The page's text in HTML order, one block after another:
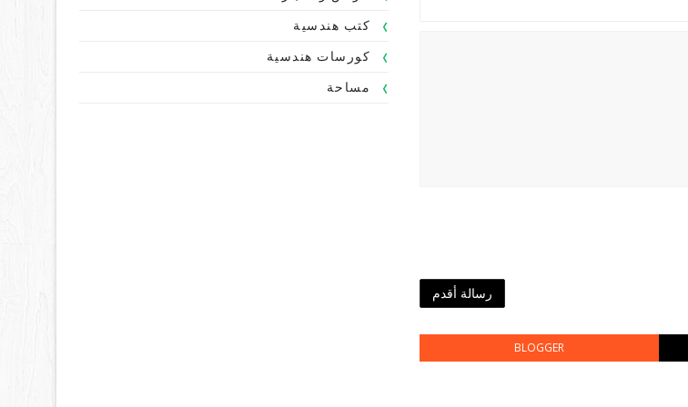
رسالة أقدم
BLOGGER
كتب هندسية
كورسات هندسية
مساحة